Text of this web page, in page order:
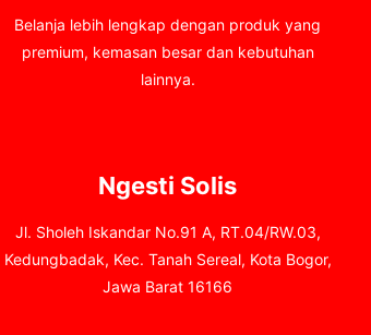
Belanja lebih lengkap dengan produk yang
premium, kemasan besar dan kebutuhan
lainnya.
Ngesti Solis
Jl. Sholeh Iskandar No.91 A, RT.04/RW.03,
Kedungbadak, Kec. Tanah Sereal, Kota Bogor,
Jawa Barat 16166